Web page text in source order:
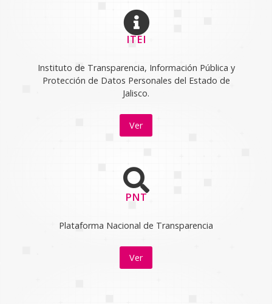
ITEI
Instituto de Transparencia, Información Pública y
Protección de Datos Personales del Estado de
Jalisco.
Ver
PNT
Plataforma Nacional de Transparencia
Ver